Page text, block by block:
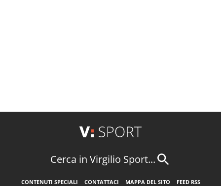
Cerca in Virgilio Sport...
CONTENUTI SPECIALI CONTATTACI MAPPA DEL SITO
FEED RSS